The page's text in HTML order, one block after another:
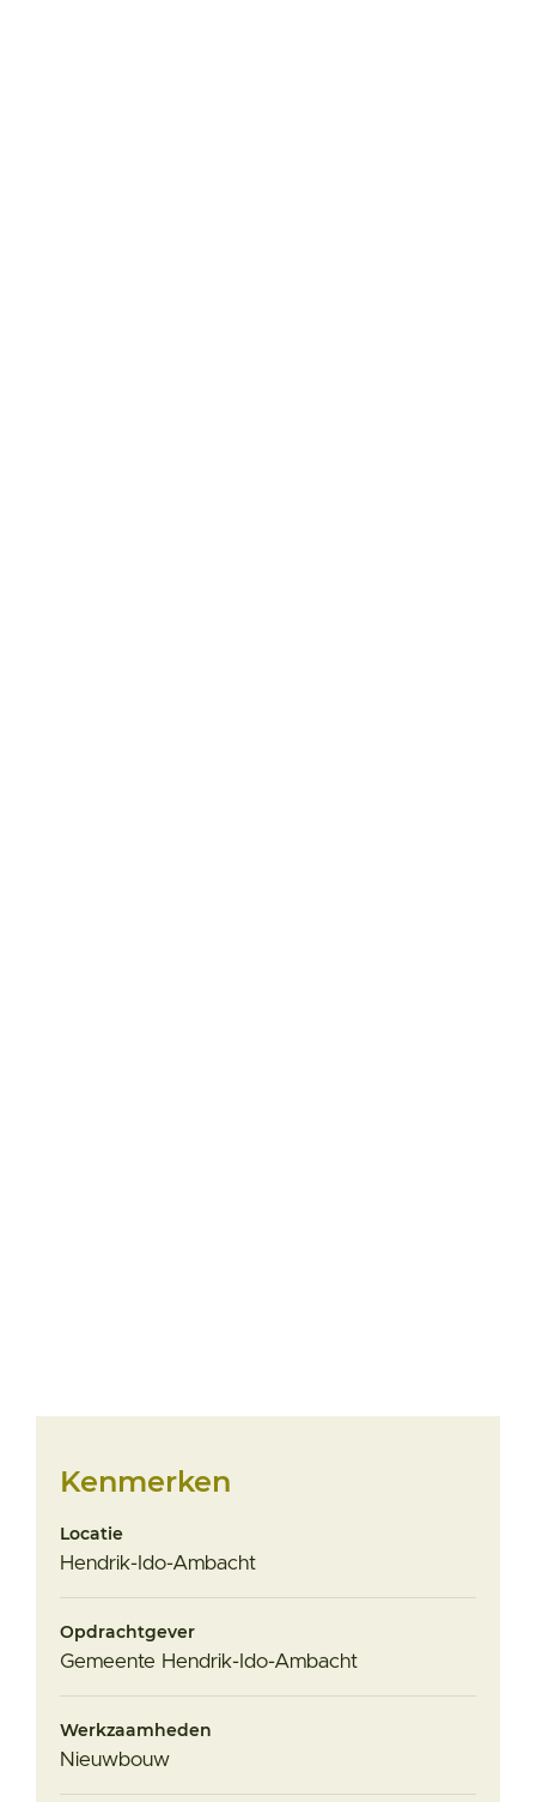
Kenmerken
Locatie
Hendrik-Ido-Ambacht
Opdrachtgever
Gemeente Hendrik-Ido-Ambacht
Werkzaamheden
Nieuwbouw